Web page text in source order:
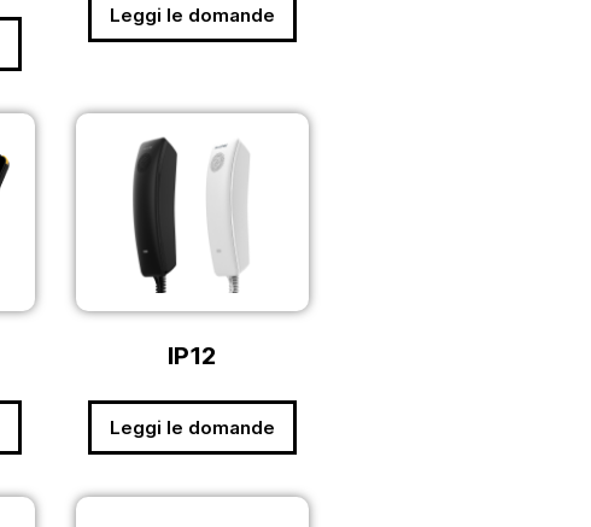
Leggi le domande
IP12
Leggi le domande